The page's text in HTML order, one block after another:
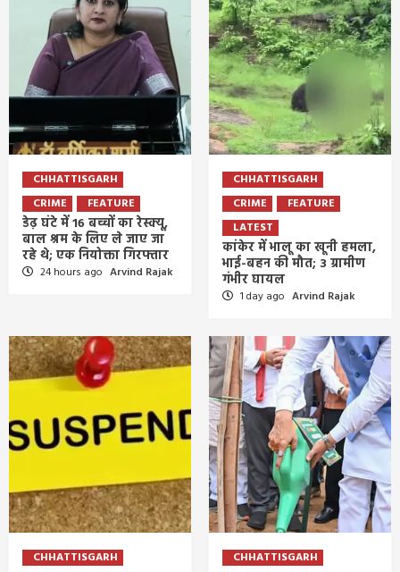
CHHATTISGARH
CRIME
FEATURE
डेढ़ घंटे में 16 बच्चों का रेस्क्यू,
बाल श्रम के लिए ले जाए जा
रहे थे; एक नियोक्ता गिरफ्तार
24 hours ago Arvind Rajak
CHHATTISGARH
CRIME
FEATURE
LATEST
कांकेर में भालू का खूनी हमला,
भाई-बहन की मौत; 3 ग्रामीण
गंभीर घायल
1 day ago Arvind Rajak
CHHATTISGARH
CHHATTISGARH